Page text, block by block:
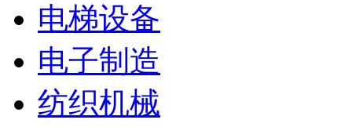
电梯设备
电子制造
纺织机械